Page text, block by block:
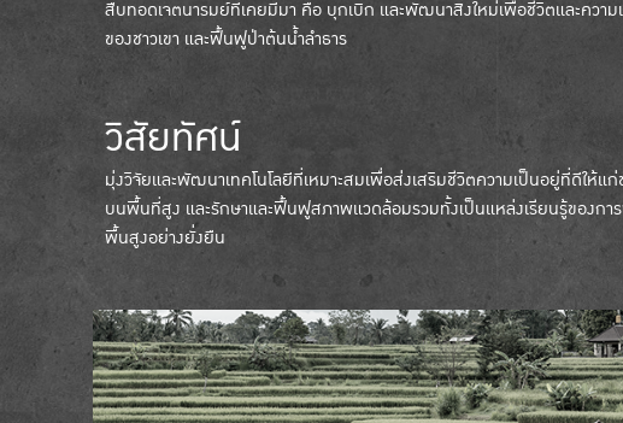
สืบทอดเจตนารมย์ที่เคยมีมา คือ บุกเบิก และพัฒนาสิ่งใหม่เพื่อชีวิตและความ
ของชาวเขา และฟื้นฟูป่าต้นน้ำลำธาร
วิสัยทัศน์
มุ่งวิจัยและพัฒนาเทคโนโลยีที่เหมาะสมเพื่อส่งเสริมชีวิตความเป็นอยู่ที่ดีให้แ
บนพื้นที่สูง และรักษาและฟื้นฟูสภาพแวดล้อมรวมทั้งเป็นแหล่งเรียนรู้ของก
พื้นสูงอย่างยั่งยืน